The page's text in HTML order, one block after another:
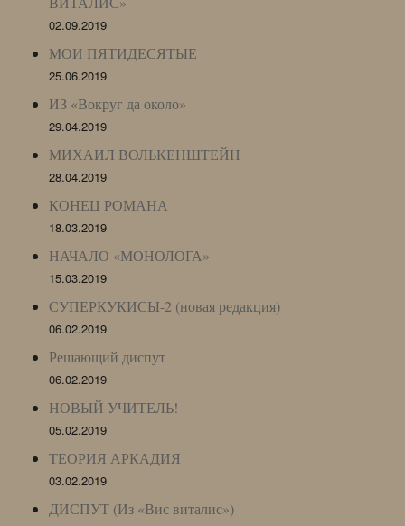
02.09.2019
МОИ ПЯТИДЕСЯТЫЕ
25.06.2019
ИЗ «Вокруг да около»
29.04.2019
МИХАИЛ ВОЛЬКЕНШТЕЙН
28.04.2019
КОНЕЦ РОМАНА
18.03.2019
НАЧАЛО «МОНОЛОГА»
15.03.2019
СУПЕРКУКИСЫ-2 (новая редакция)
06.02.2019
Решающий диспут
06.02.2019
НОВЫЙ УЧИТЕЛЬ!
05.02.2019
ТЕОРИЯ АРКАДИЯ
03.02.2019
ДИСПУТ (Из «Вис виталис»)